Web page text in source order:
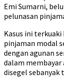
Emi Sumarni,
pelunasan
Kasus ini
pinjaman modal
dengan agunan
dalam membayar
disegel sebanyak